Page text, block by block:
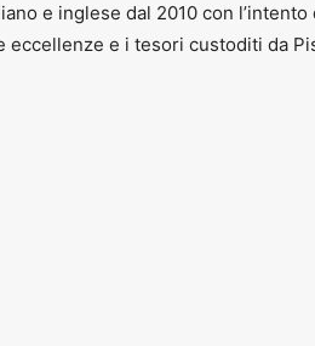
e inglese dal 2010 con l’intento
eccellenze e i tesori custoditi da